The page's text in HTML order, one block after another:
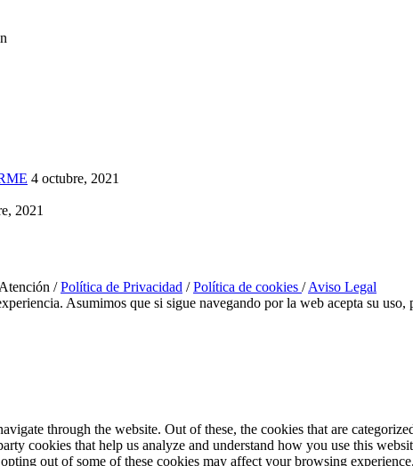
4 octubre, 2021
2021
/Política de Privacidad /Política de cookies /Aviso Legal
Asumimos que si sigue navegando por la web acepta su uso,
through the website. Out of these, the cookies that are
cookies that help us analyze and understand how you use this
out of some of these cookies may affect your browsing experience.